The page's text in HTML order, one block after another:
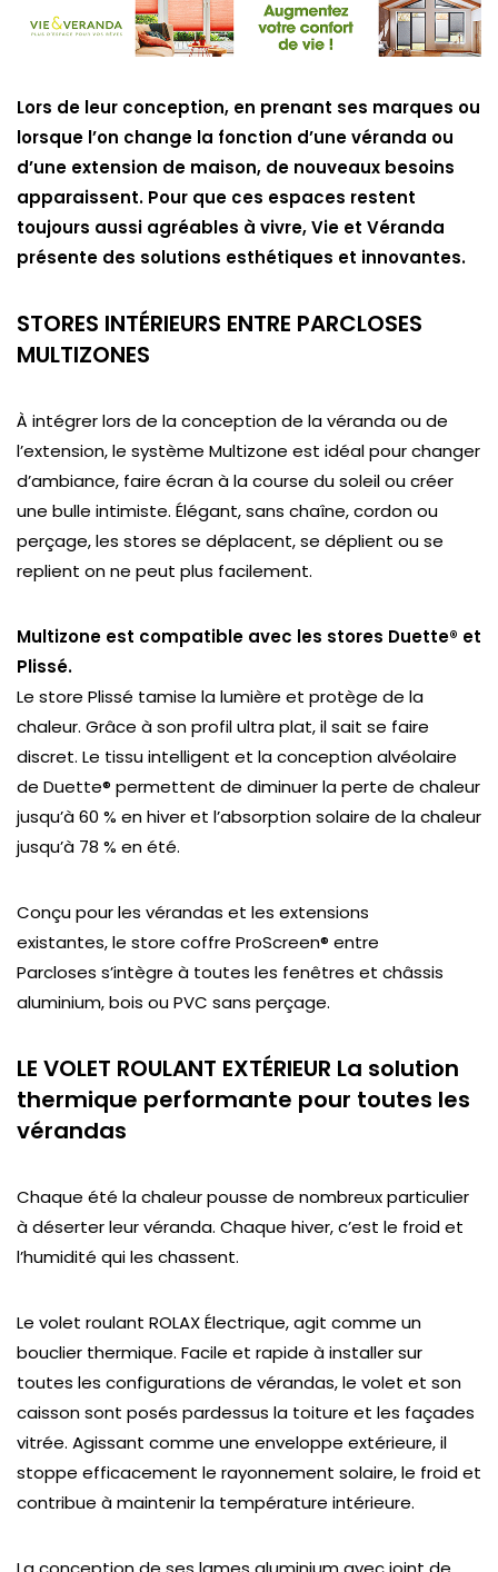
Lors de leur conception, en prenant ses marques ou
lorsque l’on change la fonction d’une véranda ou
d’une extension de maison, de nouveaux besoins
apparaissent. Pour que ces espaces restent
toujours aussi agréables à vivre, Vie et Véranda
présente des solutions esthétiques et innovantes.
STORES INTÉRIEURS ENTRE PARCLOSES
MULTIZONES
À intégrer lors de la conception de la véranda ou de
l’extension, le système Multizone est idéal pour changer
d’ambiance, faire écran à la course du soleil ou créer
une bulle intimiste. Élégant, sans chaîne, cordon ou
perçage, les stores se déplacent, se déplient ou se
replient on ne peut plus facilement.
Multizone est compatible avec les stores Duette® et
Plissé.
Le store Plissé tamise la lumière et protège de la
chaleur. Grâce à son profil ultra plat, il sait se faire
discret. Le tissu intelligent et la conception alvéolaire
de Duette® permettent de diminuer la perte de chaleur
jusqu’à 60 % en hiver et l’absorption solaire de la chaleur
jusqu’à 78 % en été.
Conçu pour les vérandas et les extensions
existantes,le store coffre ProScreen® entre
Parcloses s’intègre à toutes les fenêtres et châssis
aluminium, bois ou PVC sans perçage.
LE VOLET ROULANT EXTÉRIEUR La solution
thermique performante pour toutes les
vérandas
Chaque été la chaleur pousse de nombreux particulier
à déserter leur véranda. Chaque hiver, c’est le froid et
l’humidité qui les chassent.
Le volet roulant ROLAX Électrique, agit comme un
bouclier thermique. Facile et rapide à installer sur
toutes les configurations de vérandas, le volet et son
caisson sont posés pardessus la toiture et les façades
vitrée. Agissant comme une enveloppe extérieure, il
stoppe efficacement le rayonnement solaire, le froid et
contribue à maintenir la température intérieure.